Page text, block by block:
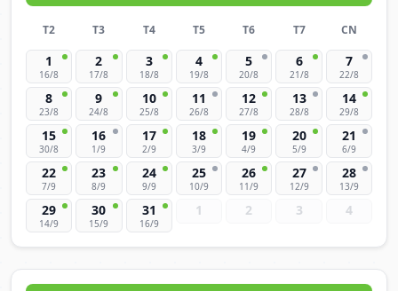
T2 T3 T4 T5 T6 T7 CN
1
16/8
2
17/8
3
18/8
4
19/8
5
20/8
6
21/8
7
22/8
8
23/8
9
24/8
10
25/8
11
26/8
12
27/8
13
28/8
14
29/8
15
30/8
16
1/9
17
2/9
18
3/9
19
4/9
20
5/9
21
6/9
22
7/9
23
8/9
24
9/9
25
10/9
26
11/9
27
12/9
28
13/9
29
14/9
30
15/9
31
16/9
1 2 3 4